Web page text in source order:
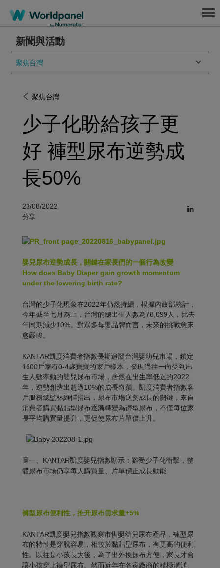
Menu
新聞與活動
聚焦台灣
聚焦台灣
少子化盼給孩子更
好 褲型尿布逆勢成
長50%
23/08/2022
分享
嬰兒尿布逆勢成長，關鍵在家長們的一個行為改變
How does Baby Diaper gain growth momentum
under the lowering birth rate?
台灣的少子化現象在2022年仍然持續，根據內政部統計，
今年截至七月為止，台灣的總出生人數為78,099人，比去
年同期減少10%。對眾多母嬰品牌而言，未來的挑戰愈來
愈嚴峻。
KANTAR凱度消費者指數長期追蹤台灣嬰幼兒市場，鎖定
1600戶家有0-4歲寶寶的家戶樣本，發現過往一向受到出
生人數牽動的嬰兒尿布市場，居然在出生率低迷的2022
年，逆勢創造出超過10%的成長奇蹟。凱度消費者指數客
戶服務總監林維懌指出，尿布市場逆勢成長的關鍵，來自
消費者購買黏貼型尿布逐漸轉變為褲型尿布，不僅每位家
長平均購買量提升，更促使尿布片單價上升。
圖一、KANTAR凱度嬰兒指數顯示：雖受少子化衝擊，整
體尿布市場仍享每人購買量、片單價正成長動能
褲型尿布便利性，推升尿布需求量+5%
KANTAR凱度嬰兒指數觀察市售嬰幼兒尿布產品，褲型尿
布的特性是穿脫容易，相較於黏貼型尿布，有更高的便利
性。以往是小孩長大後，為了出外換尿布方便，家長才會
讓小孩穿上褲型尿布。然而近年在各家廠商的積極溝通